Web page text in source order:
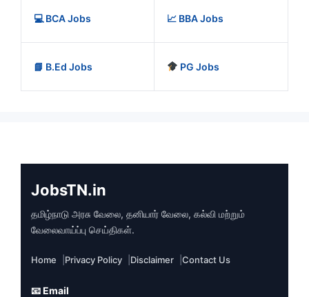
💻 BCA Jobs 📈 BBA Jobs
📘 B.Ed Jobs PG Jobs
JobsTN.in
தமிழ்நாடு அரசு வேலை, தனியார் வேலை, கல்வி மற்றும்
வேலைவாய்ப்பு செய்திகள்.
Home Privacy Policy Disclaimer Contact Us
📧 Email